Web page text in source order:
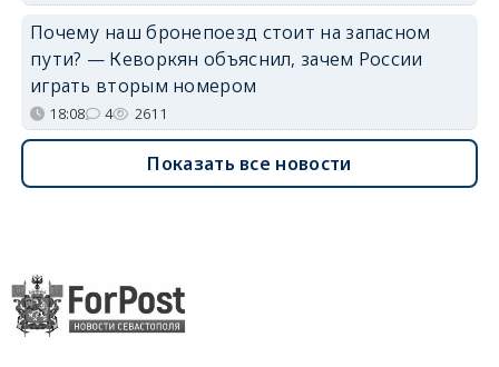
Почему наш бронепоезд стоит на запасном
пути? — Кеворкян объяснил, зачем России
играть вторым номером
18:08 4 2611
Показать все новости